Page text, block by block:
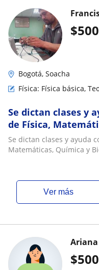
$
Bogotá, Soacha
Física: Física básica,
Se dictan clases y
de Física,
Se dictan clases y ayuda
Matemáticas, Química y
ver más
$
Ariana